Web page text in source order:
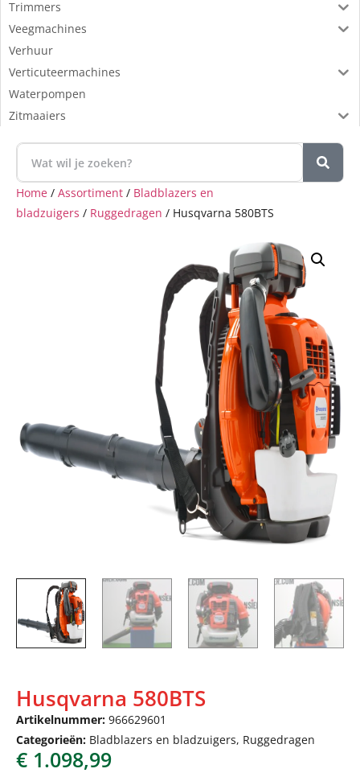
Trimmers
Veegmachines
Verhuur
Verticuteermachines
Waterpompen
Zitmaaiers
Home / Assortiment / Bladblazers en
bladzuigers / Ruggedragen / Husqvarna 580BTS
Husqvarna 580BTS
Artikelnummer: 966629601
Categorieën: Bladblazers en bladzuigers, Ruggedragen
€ 1.098,99